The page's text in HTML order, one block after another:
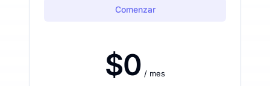
Comenzar
$0 / mes